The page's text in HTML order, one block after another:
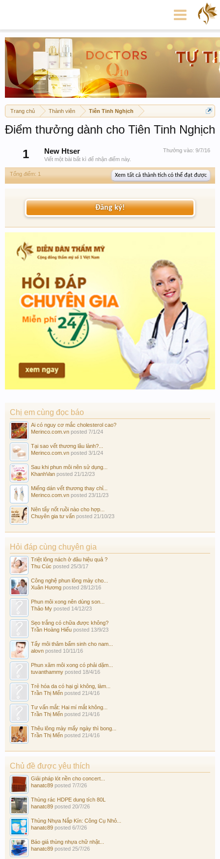
Trang chủ Thành viên Tiên Tinh Nghịch
Điểm thưởng dành cho Tiên Tinh Nghịch
1
Thưởng vào: 9/7/16
New Htser
Viết một bài bất kì để nhận điểm này.
Tổng điểm: 1 Xem tất cả thành tích có thể đạt được
Đăng ký!
Chị em cùng đọc báo
Ai có nguy cơ mắc cholesterol cao?
Merinco.com.vn posted 7/1/24
Tại sao vết thương lâu lành?...
Merinco.com.vn posted 3/1/24
Sau khi phun môi nên sử dụng...
KhanhVan posted 21/12/23
Miếng dán vết thương thay chỉ...
Merinco.com.vn posted 23/11/23
Nên tẩy nốt ruồi nào cho hợp...
Chuyên gia tư vấn posted 21/10/23
Hỏi đáp cùng chuyên gia
Triệt lông nách ở đâu hiệu quả ?
Thu Cúc posted 25/3/17
Công nghệ phun lông mày cho...
Xuân Hương posted 28/12/16
Phun môi xong nên dùng son...
Thảo My posted 14/12/23
Sẹo trắng có chữa được không?
Trần Hoàng Hiếu posted 13/9/23
Tẩy môi thâm bẩm sinh cho nam...
alovn posted 10/11/16
Phun xăm môi xong có phải dặm...
tuvanthammy posted 18/4/16
Trẻ hóa da có hại gì không, làm...
Trần Thị Mến posted 21/4/16
Tư vấn mắt: Hai mí mắt không...
Trần Thị Mến posted 21/4/16
Thêu lông mày mấy ngày thì bong...
Trần Thị Mến posted 21/4/16
Chủ đề được yêu thích
Giải pháp lót nền cho concert...
hanatc89 posted 7/7/26
Thùng rác HDPE dung tích 80L
hanatc89 posted 20/7/26
Thùng Nhựa Nắp Kín: Công Cụ Nhỏ...
hanatc89 posted 6/7/26
Báo giá thùng nhựa chữ nhật...
hanatc89 posted 25/7/26